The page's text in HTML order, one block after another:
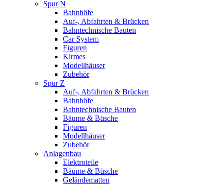
Spur N
Bahnhöfe
Auf-, Abfahrten & Brücken
Bahntechnische Bauten
Car System
Figuren
Kirmes
Modellhäuser
Zubehör
Spur Z
Auf-, Abfahrten & Brücken
Bahnhöfe
Bahntechnische Bauten
Bäume & Büsche
Figuren
Modellhäuser
Zubehör
Anlagenbau
Elektroteile
Bäume & Büsche
Geländematten